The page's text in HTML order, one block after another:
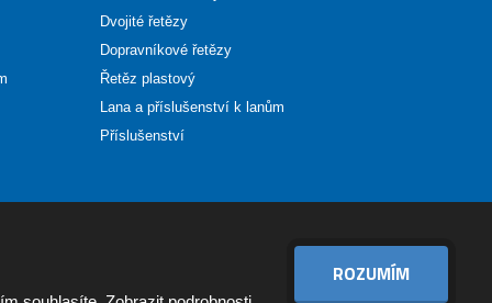
Dvojité řetězy
Dopravníkové řetězy
Řetěz plastový
Lana a příslušenství k lanům
Příslušenství
ROZUMÍM